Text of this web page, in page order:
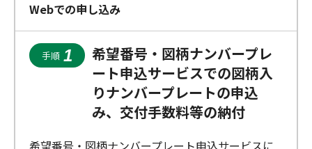
Webでの申し込み
手順 1
希望番号・図柄ナンバープレ
ート申込サービスでの図柄入
りナンバープレートの申込
み、交付手数料等の納付
希望番号・図柄ナンバープレート申込サービスに